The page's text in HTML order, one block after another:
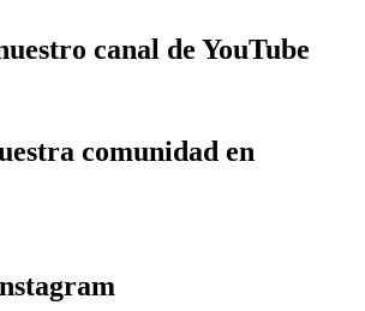
canal de YouTube
comunidad en